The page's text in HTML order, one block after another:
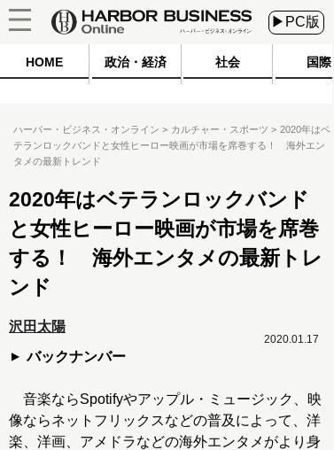
▶PC版
HOME 政治・経済 社会 国際
ハーバー・ビジネス・オンライン カルチャー・スポーツ
2020年はベ
テランロックバンドと女性ヒーロー映画が市場を席巻する！ 海外エン
タメの最新トレンド
2020年はベテランロックバンド
と女性ヒーロー映画が市場を席巻
する！ 海外エンタメの最新トレ
ンド
沢田太陽
バックナンバー
2020.01.17
音楽ならSpotifyやアップル・ミュージック、映
像ならネットフリックスなどの普及によって、洋
楽、洋画、アメドラなどの海外エンタメがより身